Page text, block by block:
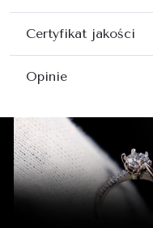
Certyfikat jakości
Opinie